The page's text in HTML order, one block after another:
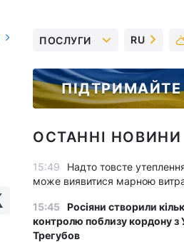
ПОСЛУГИ RU
ОСТАННІ НОВИНИ
15:49
Надто товсте
може виявитися марною
15:45 Росіяни створили
контролю поблизу кордону з
Трегубов